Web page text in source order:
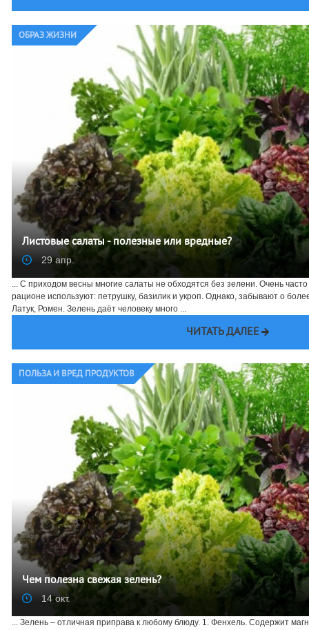
ОБРАЗ ЖИЗНИ
Листовые салаты - полезные или вредные?
29 апр.
... С приходом весны многие салаты не обходятся без зелени. Очень
рационе используют: петрушку, базилик и укроп. Однако, забывают о
Латук, Ромен. Зелень даёт человеку много ...
ЧИТАТЬ ДАЛЕЕ
ПОЛЬЗА И ВРЕД ПРОДУКТОВ
Чем полезна свежая зелень?
14 окт.
... Зелень – отличная приправа к любому блюду. 1. Фенхель. Содержит